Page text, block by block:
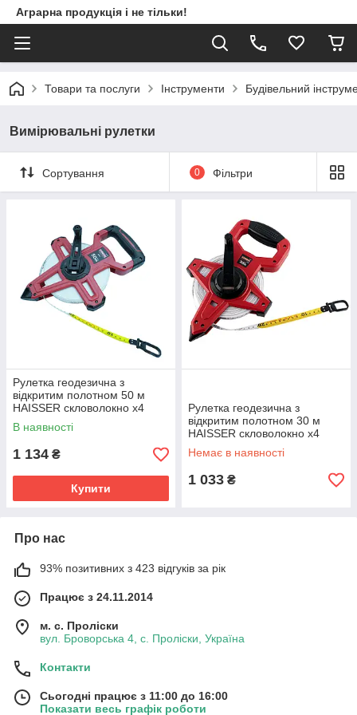
Аграрна продукція і не тільки!
Товари та послуги Інструменти Будівельний
Вимірювальні рулетки
Сортування 0 Фільтри
Рулетка геодезична з
відкритим полотном 50 м
HAISSER скловолокно х4
прискорена змотка 2 клас
точності
В наявності
1 134 ₴
Купити
Рулетка геодезична з
відкритим полотном 30 м
HAISSER скловолокно х4
прискорена змотка 2 клас
точності
Немає в наявності
1 033 ₴
Про нас
93% позитивних з 423 відгуків за рік
Працює з 24.11.2014
м. с. Проліски
вул. Броворська 4, с. Проліски, Україна
Контакти
Сьогодні працює з 11:00 до 16:00
Показати весь графік роботи